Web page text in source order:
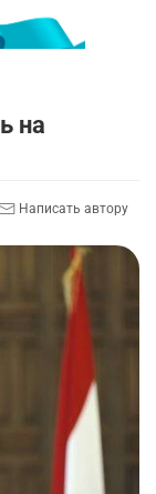
на
Написать автору